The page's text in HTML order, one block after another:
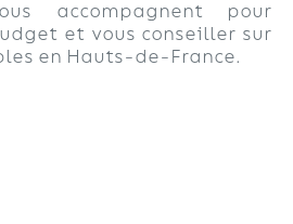
accompagnent pour
et vous conseiller sur
en Hauts-de-France.